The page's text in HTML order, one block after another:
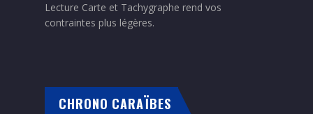
Lecture Carte et Tachygraphe rend vos
contraintes plus légères.
CHRONO CARAÏBES